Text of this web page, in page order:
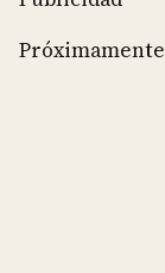
Próximamente